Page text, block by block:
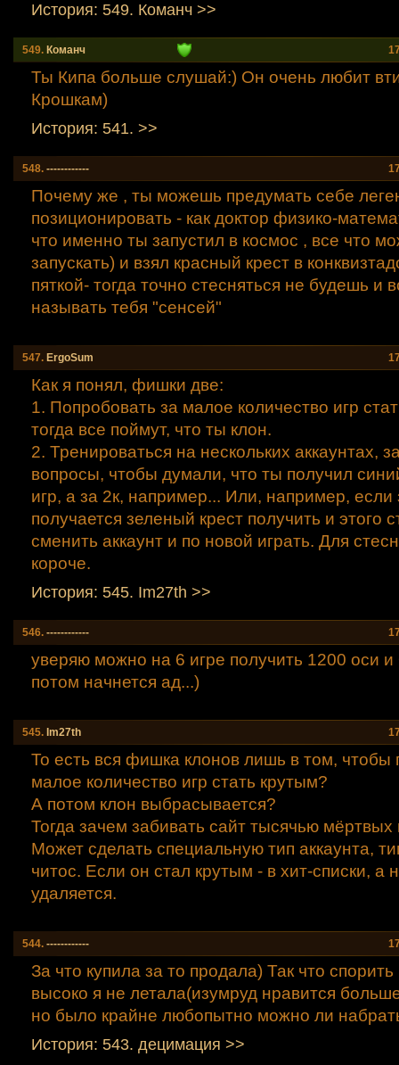
История: 549. Команч >>
549. Команч
Ты Кипа больше слушай:) Он очень любит
Крошкам)
История: 541. >>
548. ------------
Почему же , ты можешь предумать себе
позиционировать - как доктор физико-
что именно ты запустил в космос , все что
запускать) и взял красный крест в
пяткой- тогда точно стесняться не будешь и
называть тебя "сенсей"
547. ErgoSum
Как я понял, фишки две:
1. Попробовать за малое количество игр
тогда все поймут, что ты клон.
2. Тренироваться на нескольких аккаунтах,
вопросы, чтобы думали, что ты получил
игр, а за 2к, например... Или, например, если
получается зеленый крест получить и этого
сменить аккаунт и по новой играть. Для
короче.
История: 545. Im27th >>
546. ------------
уверяю можно на 6 игре получить 1200 оси
потом начнется ад...)
545. Im27th
То есть вся фишка клонов лишь в том, чтобы
малое количество игр стать крутым?
А потом клон выбрасывается?
Тогда зачем забивать сайт тысячью мёртвых
Может сделать специальную тип аккаунта,
читос. Если он стал крутым - в хит-списки, а
удаляется.
544. ------------
За что купила за то продала) Так что
высоко я не летала(изумруд нравится
но было крайне любопытно можно ли
История: 543. децимация >>